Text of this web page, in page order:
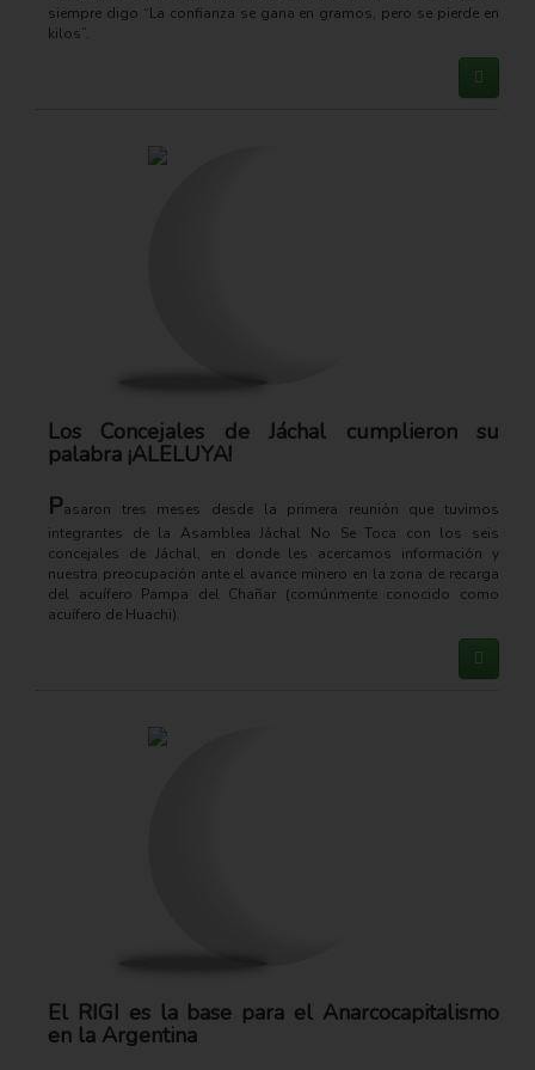
siempre digo “La confianza se gana en gramos, pero se pierde en
kilos”.
Los Concejales de Jáchal cumplieron su
palabra ¡ALELUYA!
Pasaron tres meses desde la primera reunión que tuvimos
integrantes de la Asamblea Jáchal No Se Toca con los seis
concejales de Jáchal, en donde les acercamos información y
nuestra preocupación ante el avance minero en la zona de recarga
del acuífero Pampa del Chañar (comúnmente conocido como
acuífero de Huachi).
El RIGI es la base para el Anarcocapitalismo
en la Argentina